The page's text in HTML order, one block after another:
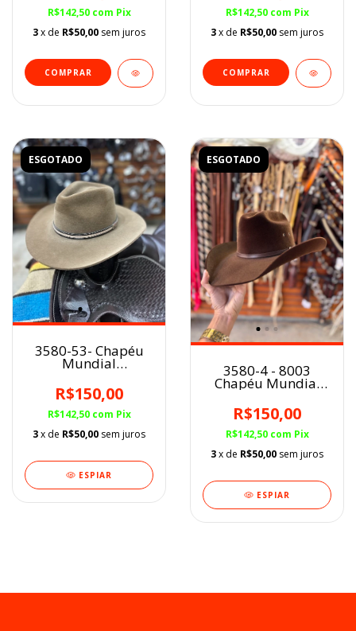
E.V.A Flocado
R$142,50 com Pix
3x de R$50,00 sem juros
COMPRAR
R$142,50 com Pix
3x de R$50,00 sem juros
COMPRAR
ESGOTADO
3580-53- Chapéu
Mundial
Aba 9 Sintético
R$150,00
R$142,50 com Pix
3x de R$50,00 sem juros
ESPIAR
ESGOTADO
3580-4 - 8003
Chapéu Mundial
Americano Marrom
Aba 10 Sintético
E.V.A. Flocado
R$150,00
R$142,50 com Pix
3x de R$50,00 sem juros
ESPIAR